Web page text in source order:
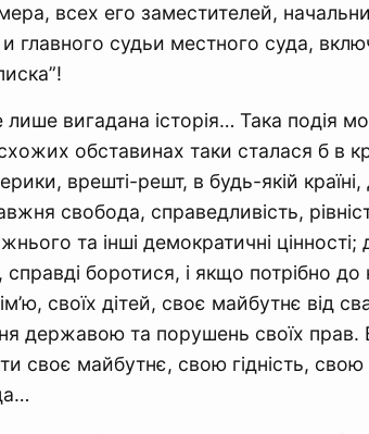
всех его заместителей,
главного судьи местного суда,
вигадана історія… Така подія
обставинах таки сталася б в
врешті-решт, в будь-якій
свобода, справедливість,
та інші демократичні
боротися, і якщо потрібно до
своїх дітей, своє майбутнє від
державою та порушень своїх прав.
своє майбутнє, свою гідність, свою